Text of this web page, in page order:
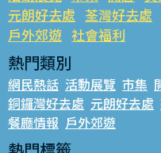
元朗好去處 荃灣好去處
戶外郊遊 社會福利
熱門類別
網民熱話 活動展覽 市集
銅鑼灣好去處 元朗好去處
餐廳情報 戶外郊遊